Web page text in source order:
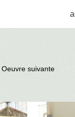
Oeuvre suivante